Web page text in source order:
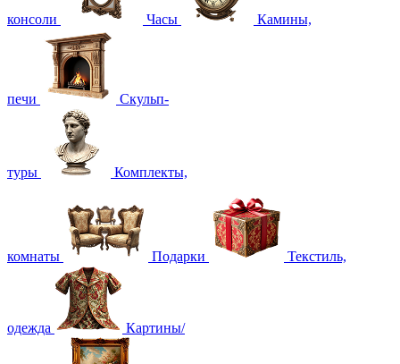
консоли Часы Камины,
печи Скульп-
туры Комплекты,
комнаты Подарки Текстиль,
одежда Картины/